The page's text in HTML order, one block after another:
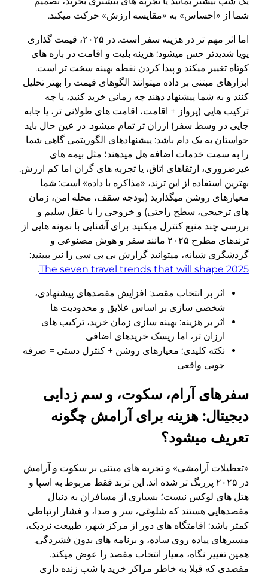
شما از «احساس» به «مقایسه ارزش» حرکت میکند.
اما اثر مهم تر در هزینه سفر است. در ۲۰۲۵، قیمت گذاری
پویا شدیدتر حس میشود: هزینه بلیت و اقامت در بازه های
کوتاه تغییر میکند و پیدا کردن نقطه بهینه سخت تر است.
ابزارهای مبتنی بر داده میتوانند الگوهای قیمت را بهتر تحلیل
کنند و به شما پیشنهاد دهند چه زمانی خرید کنید، یا چه
ترکیب هایی (پرواز + اقامت، اقامت های طولانی تر، یا جابه
جایی در وسط سفر) ارزان تر تمام میشود. در عین حال باید
حواستان به یک دام باشد: پیشنهادهای الگوریتمی گاهی شما
را به سمت خدمات اضافه هل میدهند؛ مثل بیمه های
غیرضروری، ارتقاهای اتاق، یا تجربه های گران اما کم ارزش.
بهترین استفاده از این ترند، «مذاکره با داده» است: شما
معیارهای روشن میگذارید (بودجه سقف، محله امن، زمان
های ترجیحی، سطح راحتی) و خروجی را با عقل سلیم و
بررسی چند منبع کنترل میکنید. برای آشنایی با نمونه هایی از
ترندهای مطرح ۲۰۲۵ مانند سفر و هوش مصنوعی و
گردشگری شبانه، میتوانید گزارش بی بی سی را نیز ببینید:
The seven travel trends that will shape 2025
.
اثر بر انتخاب مقصد: افزایش مقصدهای پیشنهادی،
شخصی سازی بر اساس علایق و محدودیت ها
اثر بر هزینه: بهینه سازی زمان خرید، ترکیب های
ارزان تر، اما ریسک خریدهای اضافی
نکته کلیدی: معیارهای روشن + کنترل دستی = صرفه
جویی واقعی
سفرهای آرام، سکوت، و سم زدایی
دیجیتال: هزینه برای آرامش چگونه
تعریف میشود؟
«تعطیلات آرامشی» و تجربه های مبتنی بر سکوت و آرامش
در ۲۰۲۵ پررنگ تر شده اند. این ترند فقط مربوط به اسپا و
هتل های لوکس نیست؛ بسیاری از مسافران به دنبال
مقصدهایی هستند که شلوغی، سر و صدا، و فشار ارتباطی
کمتر باشد: اقامتگاه های دور از مرکز شهر، طبیعت نزدیک،
مسیرهای پیاده روی ساده، و برنامه های بدون فشردگی.
همین تغییر نگاه، معیار انتخاب مقصد را عوض میکند.
مقصدی که قبلا به خاطر مراکز خرید یا شب زنده داری